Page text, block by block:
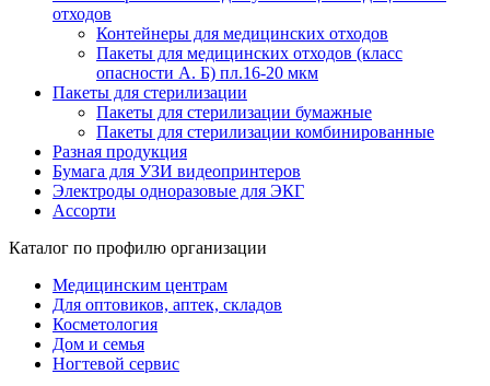
отходов
Контейнеры для медицинских отходов
Пакеты для медицинских отходов (класс
опасности А. Б) пл.16-20 мкм
Пакеты для стерилизации
Пакеты для стерилизации бумажные
Пакеты для стерилизации комбинированные
Разная продукция
Бумага для УЗИ видеопринтеров
Электроды одноразовые для ЭКГ
Ассорти
Каталог по профилю организации
Медицинским центрам
Для оптовиков, аптек, складов
Косметология
Дом и семья
Ногтевой сервис